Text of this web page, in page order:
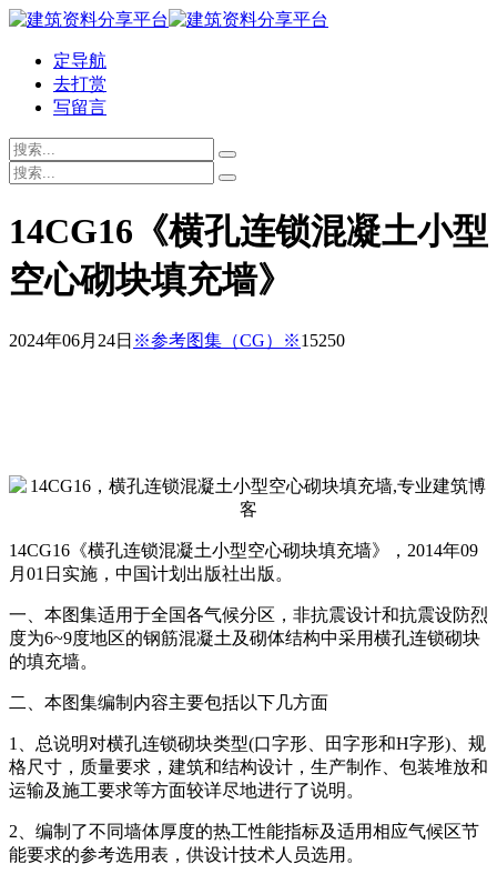
定导航
去打赏
写留言
14CG16《横孔连锁混凝土小型
空心砌块填充墙》
2024年06月24日 ※参考图集（CG）※15250
14CG16《横孔连锁混凝土小型空心砌块填充墙》，2014年09
月01日实施，中国计划出版社出版。
一、本图集适用于全国各气候分区，非抗震设计和抗震设防烈
度为6~9度地区的钢筋混凝土及砌体结构中采用横孔连锁砌块
的填充墙。
二、本图集编制内容主要包括以下几方面
1、总说明对横孔连锁砌块类型(口字形、田字形和H字形)、规
格尺寸，质量要求，建筑和结构设计，生产制作、包装堆放和
运输及施工要求等方面较详尽地进行了说明。
2、编制了不同墙体厚度的热工性能指标及适用相应气候区节
能要求的参考选用表，供设计技术人员选用。